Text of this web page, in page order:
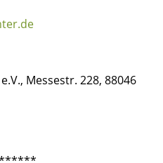
Messestr. 228, 88046